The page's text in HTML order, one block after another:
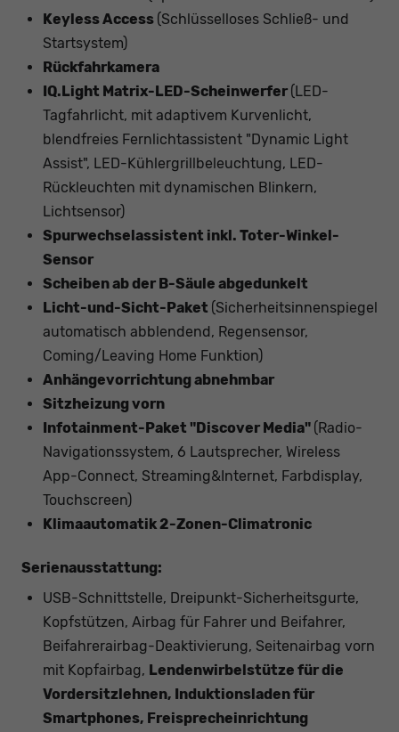
Keyless Access (Schlüsselloses Schließ- und
Startsystem)
Rückfahrkamera
IQ.Light Matrix-LED-Scheinwerfer (LED-
Tagfahrlicht, mit adaptivem Kurvenlicht,
blendfreies Fernlichtassistent "Dynamic Light
Assist", LED-Kühlergrillbeleuchtung, LED-
Rückleuchten mit dynamischen Blinkern,
Lichtsensor)
Spurwechselassistent inkl. Toter-Winkel-
Sensor
Scheiben ab der B-Säule abgedunkelt
Licht-und-Sicht-Paket (Sicherheitsinnenspiegel
automatisch abblendend, Regensensor,
Coming/Leaving Home Funktion)
Anhängevorrichtung abnehmbar
Sitzheizung vorn
Infotainment-Paket "Discover Media" (Radio-
Navigationssystem, 6 Lautsprecher, Wireless
App-Connect, Streaming&Internet, Farbdisplay,
Touchscreen)
Klimaautomatik 2-Zonen-Climatronic
Serienausstattung:
USB-Schnittstelle, Dreipunkt-Sicherheitsgurte,
Kopfstützen, Airbag für Fahrer und Beifahrer,
Beifahrerairbag-Deaktivierung, Seitenairbag vorn
mit Kopfairbag, Lendenwirbelstütze für die
Vordersitzlehnen, Induktionsladen für
Smartphones, Freisprecheinrichtung